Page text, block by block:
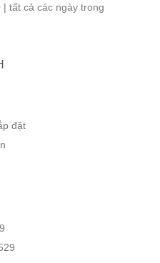
tất cả các ngày trong
đặt